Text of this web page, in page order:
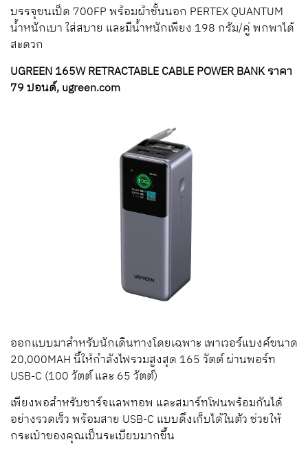
บรรจุขนเป็ด 700FP พร้อมผ้าชั้นนอก PERTEX QUANTUM
น้ำหนักเบา ใส่สบาย และมีน้ำหนักเพียง 198 กรัม/คู่ พกพาได้
สะดวก
UGREEN 165W RETRACTABLE CABLE POWER BANK ราคา
79 ปอนด์, ugreen.com
ออกแบบมาสำหรับนักเดินทางโดยเฉพาะ เพาเวอร์แบงค์ขนาด
20,000MAH นี้ให้กำลังไฟรวมสูงสุด 165 วัตต์ ผ่านพอร์ท
USB-C (100 วัตต์ และ 65 วัตต์)
เพียงพอสำหรับชาร์จแลพทอพ และสมาร์ทโฟนพร้อมกันได้
อย่างรวดเร็ว พร้อมสาย USB-C แบบดึงเก็บได้ในตัว ช่วยให้
กระเป๋าของคุณเป็นระเบียบมากขึ้น